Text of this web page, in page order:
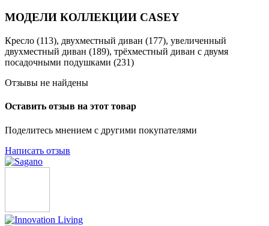
МОДЕЛИ КОЛЛЕКЦИИ CASEY
Кресло (113), двухместный диван (177), увеличенный
двухместный диван (189), трёхместный диван с двумя
посадочными подушками (231)
Отзывы не найдены
Оставить отзыв на этот товар
Поделитесь мнением с другими покупателями
Написать отзыв